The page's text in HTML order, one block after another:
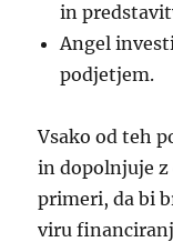
in
Angel
podjetjem.
Vsako od teh
in dopolnjuje
primeri, da bi
viru